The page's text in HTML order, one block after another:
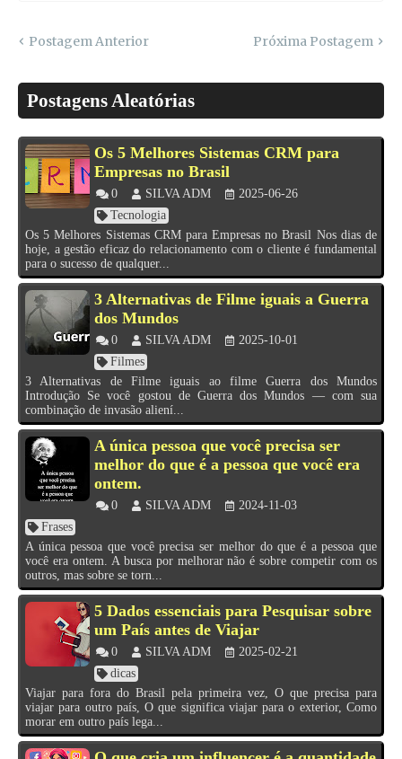
Postagem Anterior Próxima Postagem
Postagens Aleatórias
Os 5 Melhores Sistemas CRM para
Empresas no Brasil
0 SILVA ADM
2025-06-26
Tecnologia
Os 5 Melhores Sistemas CRM para Empresas no Brasil Nos dias de
hoje, a gestão eficaz do relacionamento com o cliente é fundamental
para o sucesso de qualquer...
3 Alternativas de Filme iguais a Guerra
dos Mundos
0 SILVA ADM
2025-10-01
Filmes
3 Alternativas de Filme iguais ao filme Guerra dos Mundos
Introdução Se você gostou de Guerra dos Mundos — com sua
combinação de invasão aliení...
A única pessoa que você precisa ser
melhor do que é a pessoa que você era
ontem.
0 SILVA ADM
2024-11-03
Frases
A única pessoa que você precisa ser melhor do que é a pessoa que
você era ontem. A busca por melhorar não é sobre competir com os
outros, mas sobre se torn...
5 Dados essenciais para Pesquisar sobre
um País antes de Viajar
0 SILVA ADM
2025-02-21
dicas
Viajar para fora do Brasil pela primeira vez, O que precisa para
viajar para outro país, O que significa viajar para o exterior, Como
morar em outro país lega...